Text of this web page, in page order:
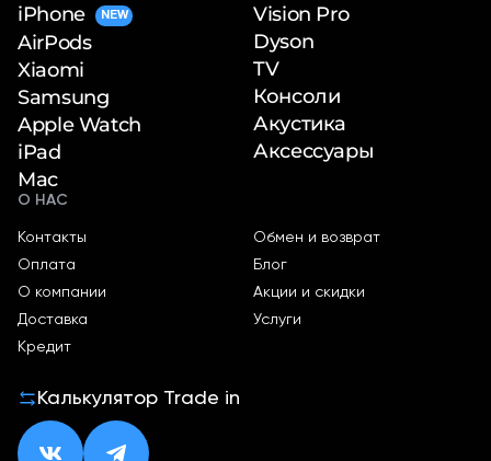
iPhone NEW
AirPods
Xiaomi
Samsung
Apple Watch
iPad
Mac
Vision Pro
Dyson
TV
Консоли
Акустика
Аксессуары
О НАС
Контакты
Оплата
О компании
Доставка
Кредит
Обмен и возврат
Блог
Акции и скидки
Услуги
Калькулятор Trade in